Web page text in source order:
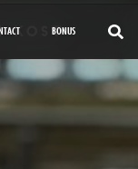
BONUS